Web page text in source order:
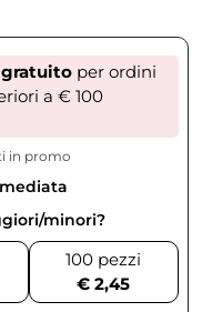
gratuitoper ordini
a € 100
in promo
minori?
100 pezzi
€ 2,45